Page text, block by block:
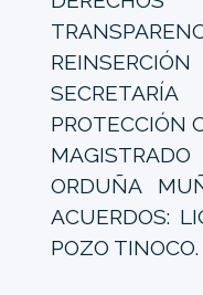
PROTECCIÓN
ORDUÑA
ACUERDOS:
POZO TINOCO.